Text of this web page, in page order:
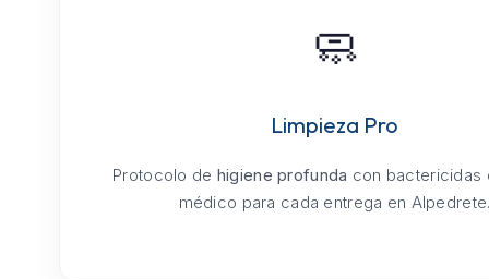
🧼
Limpieza Pro
Protocolo de higiene profunda con bactericidas
médico para cada entrega en